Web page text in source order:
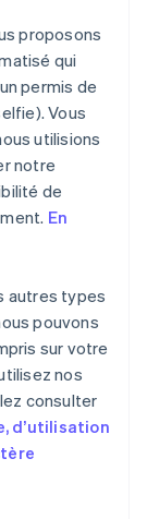
proposons
qui
permis de
Vous
utilisions
notre
de
En
autres types
pouvons
sur votre
nos
consulter
d’utilisation